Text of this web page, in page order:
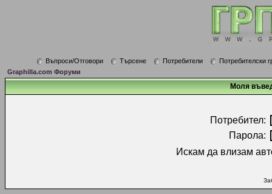
Въпроси/Отговори Търсене Потребители
Потребителски
Graphilla.com Форуми
Моля
Потребител:
Парола:
Искам да влизам